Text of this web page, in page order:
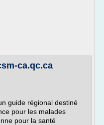
ca.qc.ca
guide régional destiné
pour les malades
pour la santé